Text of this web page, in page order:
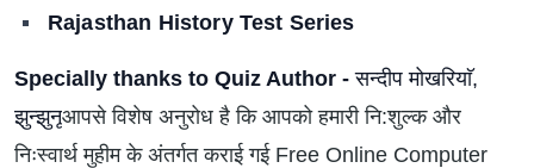
Rajasthan History Test Series
Specially thanks to Quiz Author -सन्दीप मोखरियाॅ,
झुन्झुनूआपसे विशेष अनुरोध है कि आपको हमारी नि:शुल्क और
निःस्वार्थ मुहीम के अंतर्गत कराई गई Free Online Computer